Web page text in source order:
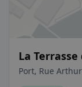
La
Port, Rue